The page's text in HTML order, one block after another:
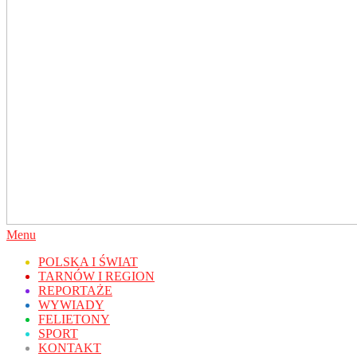
Secondary
Menu
Menu
POLSKA I ŚWIAT
TARNÓW I REGION
REPORTAŻE
WYWIADY
FELIETONY
SPORT
KONTAKT